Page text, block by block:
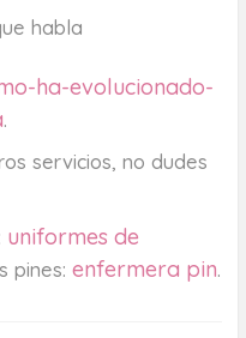
habla
ha-evolucionado-
.
servicios, no dudes
uniformes de
pines: enfermera pin.